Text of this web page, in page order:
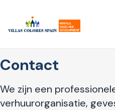
hoofdinhoud
Contact
We zijn een
verhuurorganisatie,